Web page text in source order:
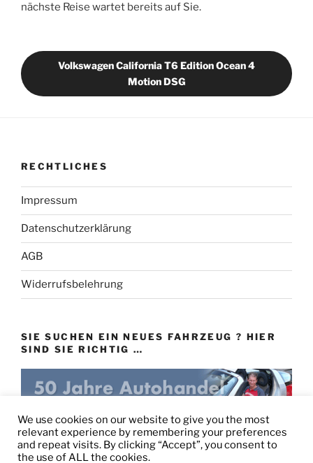
nächste Reise wartet bereits auf Sie.
Volkswagen California T6 Edition Ocean 4
Motion DSG
RECHTLICHES
Impressum
Datenschutzerklärung
AGB
Widerrufsbelehrung
SIE SUCHEN EIN NEUES FAHRZEUG ? HIER
SIND SIE RICHTIG …
eu-autovertrieb.de
We use cookies on our website to give you the most
relevant experience by remembering your preferences
and repeat visits. By clicking “Accept”, you consent to
the use of ALL the cookies.